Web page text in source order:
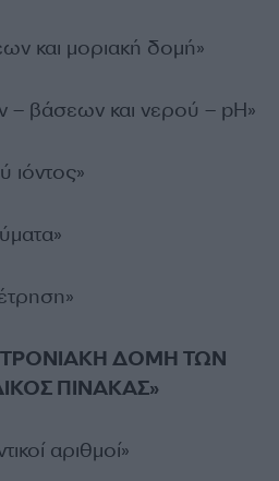
και μοριακή δομή»
– βάσεων και νερού – pH»
ιόντος»
ΔΟΜΗ ΤΩΝ
ΠΙΝΑΚΑΣ»
αριθμοί»